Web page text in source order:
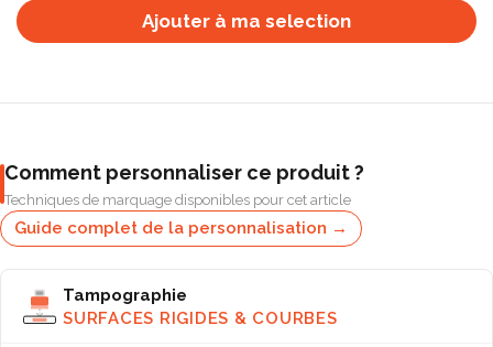
Ajouter à ma selection
Comment personnaliser ce produit ?
Techniques de marquage disponibles pour cet article
Guide complet de la personnalisation →
Tampographie
SURFACES RIGIDES & COURBES